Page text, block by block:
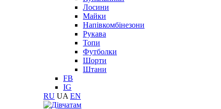
Лосини
Майки
Напівкомбінезони
Рукава
Топи
Футболки
Шорти
Штани
FB
IG
RU UA EN